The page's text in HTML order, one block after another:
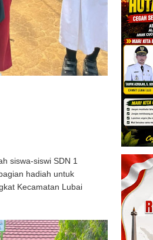
siswa-siswi SDN 1
hadiah untuk
Kecamatan Lubai